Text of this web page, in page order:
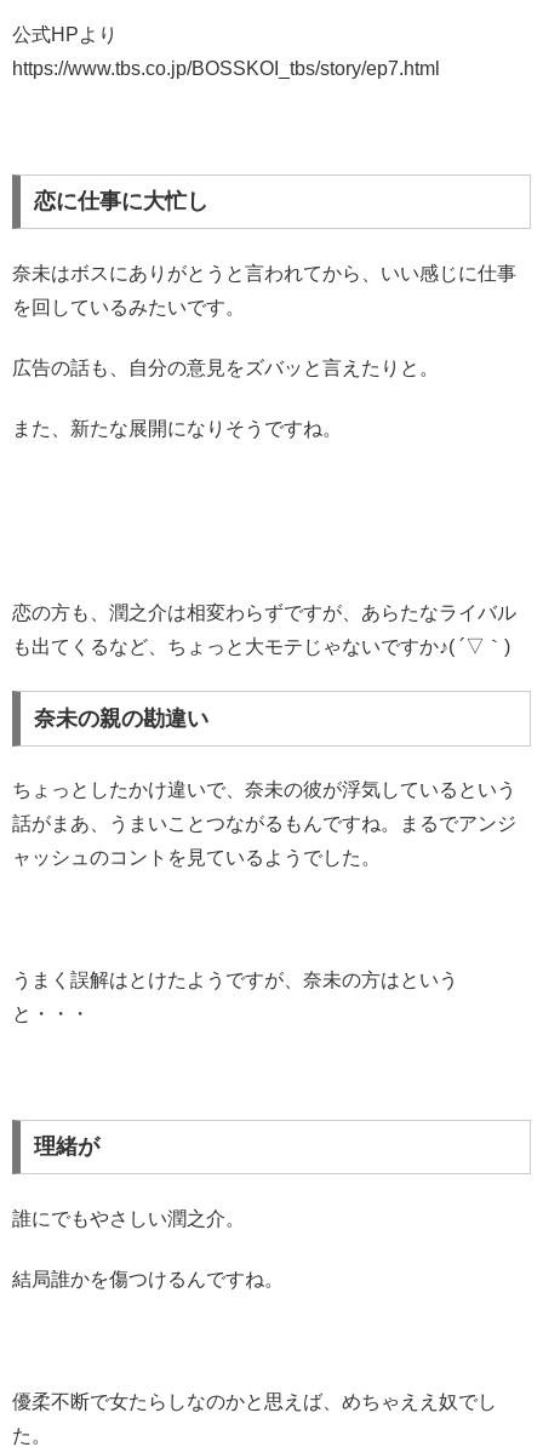
公式HPより
https://www.tbs.co.jp/BOSSKOI_tbs/story/ep7.html
恋に仕事に大忙し
奈未はボスにありがとうと言われてから、いい感じに仕事
を回しているみたいです。
広告の話も、自分の意見をズバッと言えたりと。
また、新たな展開になりそうですね。
恋の方も、潤之介は相変わらずですが、あらたなライバル
も出てくるなど、ちょっと大モテじゃないですか♪( ´▽｀)
奈未の親の勘違い
ちょっとしたかけ違いで、奈未の彼が浮気しているという
話がまあ、うまいことつながるもんですね。まるでアンジ
ャッシュのコントを見ているようでした。
うまく誤解はとけたようですが、奈未の方はという
と・・・
理緒が
誰にでもやさしい潤之介。
結局誰かを傷つけるんですね。
優柔不断で女たらしなのかと思えば、めちゃええ奴でし
た。